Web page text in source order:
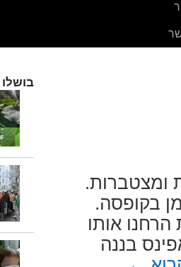
ומצטברות.
בקופסה.
מהן לדר, שבמשך 7 שעות הרחנו אותו
בננה